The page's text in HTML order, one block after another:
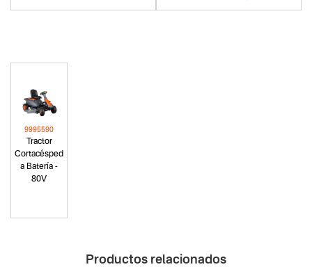
Tractor
Cortacésped
a Batería -
80V
9995590
Productos relacionados